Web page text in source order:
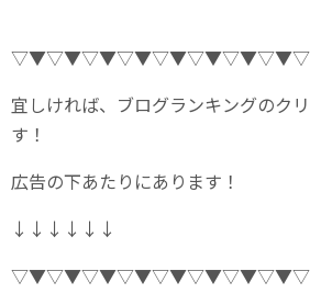
宜しければ、ブログランキングのク
す！
広告の下あたりにあります！
↓↓↓↓↓↓